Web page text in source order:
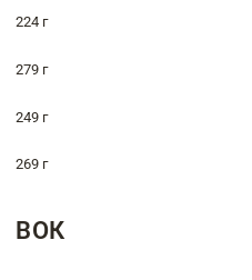
224 г
279 г
249 г
269 г
ВОК